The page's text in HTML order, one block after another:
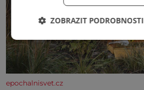
epochalnisvet.cz
ZOBRAZIT PODROBNOSTI